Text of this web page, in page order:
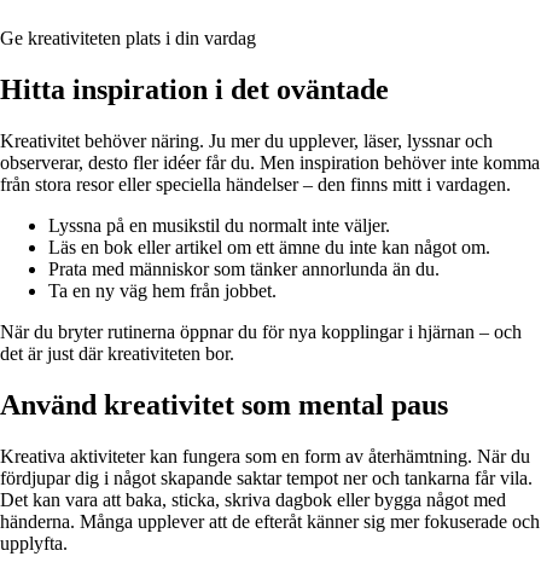
Ge kreativiteten plats i din vardag
Hitta inspiration i det oväntade
Kreativitet behöver näring. Ju mer du upplever, läser, lyssnar och
observerar, desto fler idéer får du. Men inspiration behöver inte komma
från stora resor eller speciella händelser – den finns mitt i vardagen.
Lyssna på en musikstil du normalt inte väljer.
Läs en bok eller artikel om ett ämne du inte kan något om.
Prata med människor som tänker annorlunda än du.
Ta en ny väg hem från jobbet.
När du bryter rutinerna öppnar du för nya kopplingar i hjärnan – och
det är just där kreativiteten bor.
Använd kreativitet som mental paus
Kreativa aktiviteter kan fungera som en form av återhämtning. När du
fördjupar dig i något skapande saktar tempot ner och tankarna får vila.
Det kan vara att baka, sticka, skriva dagbok eller bygga något med
händerna. Många upplever att de efteråt känner sig mer fokuserade och
upplyfta.